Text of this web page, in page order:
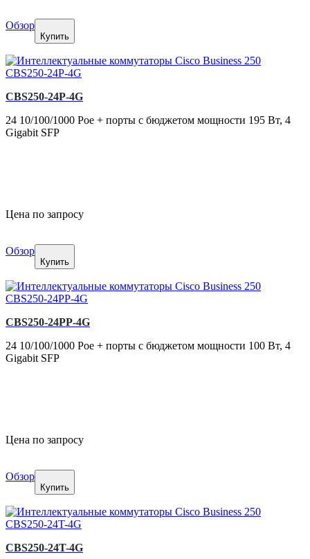
Обзор
Купить
CBS250-24P-4G
24 10/100/1000 Poe + порты с бюджетом мощности 195 Вт, 4
Gigabit SFP
Цена по запросу
Обзор
Купить
CBS250-24PP-4G
24 10/100/1000 Poe + порты с бюджетом мощности 100 Вт, 4
Gigabit SFP
Цена по запросу
Обзор
Купить
CBS250-24T-4G